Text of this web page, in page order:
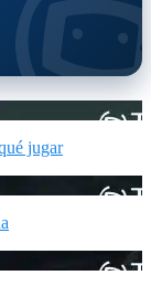
jugar